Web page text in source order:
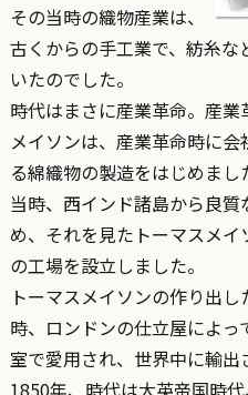
その当時の織物産業は、
古くからの手工業で、紡糸
いたのでした。
時代はまさに産業革命。産
メイソンは、産業革命時に
る綿織物の製造をはじめまし
当時、西インド諸島から良
め、それを見たトーマスメ
の工場を設立しました。
トーマスメイソンの作り出
時、ロンドンの仕立屋によ
室で愛用され、世界中に輸出
1850年、時代は大英帝国時